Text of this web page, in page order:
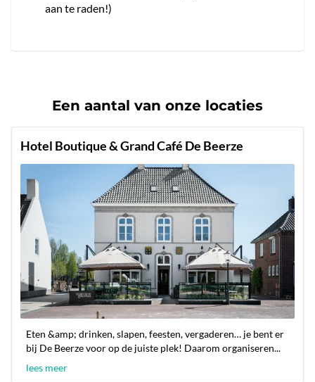
aan te raden!)
Een aantal van onze locaties
Hotel Boutique & Grand Café De Beerze
Eten &amp; drinken, slapen, feesten, vergaderen… je bent er
bij De Beerze voor op de juiste plek! Daarom organiseren...
lees meer